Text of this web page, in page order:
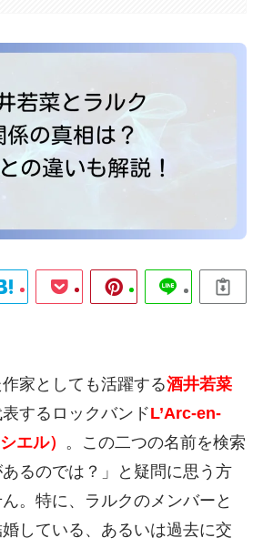
家としても活躍する酒井若菜
するロックバンドL’Arc-en-
エル）
。この二つの名前を検索
るのでは？」と疑問に思う方
。特に、ラルクのメンバーと
している、あるいは過去に交